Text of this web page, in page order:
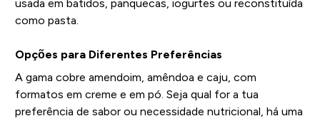
usada em batidos, panquecas, iogurtes ou reconstituída
como pasta.
Opções para Diferentes Preferências
A gama cobre amendoim, amêndoa e caju, com
formatos em creme e em pó. Seja qual for a tua
preferência de sabor ou necessidade nutricional, há uma